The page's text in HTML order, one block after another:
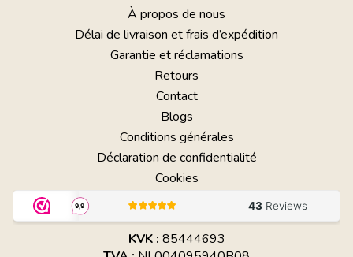
À propos de nous
Délai de livraison et frais d’expédition
Garantie et réclamations
Retours
Contact
Blogs
Conditions générales
Déclaration de confidentialité
Cookies
KVK : 85444693